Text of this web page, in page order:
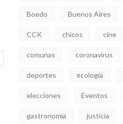
Boedo Buenos Aires
CCK chicos cine
comunas coronavirus
deportes ecología
elecciones Eventos
gastronomía justicia